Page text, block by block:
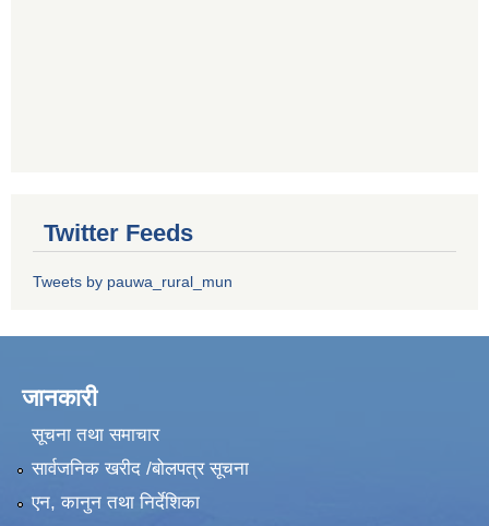
Twitter Feeds
Tweets by pauwa_rural_mun
जानकारी
सूचना तथा समाचार
सार्वजनिक खरीद /बोलपत्र सूचना
एन, कानुन तथा निर्देशिका